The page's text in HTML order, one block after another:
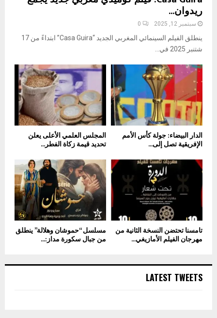
ريدوان...
سبتمبر 12, 2025 0
ينطلق الفيلم السينمائي المغربي الجديد “Casa Guira” ابتداءً من 17
شتنبر 2025 في...
المجلس العلمي الأعلى يعلن
تحديد قيمة زكاة الفطر...
الدار البيضاء: جولة كأس الأمم
الإفريقية تصل إلى...
مسلسل “حموشان وهلالة” ينطلق
من جبال سكورة مداز:...
تامسنا تحتضن النسخة الثانية من
مهرجان الفيلم الأمازيغي...
LATEST TWEETS